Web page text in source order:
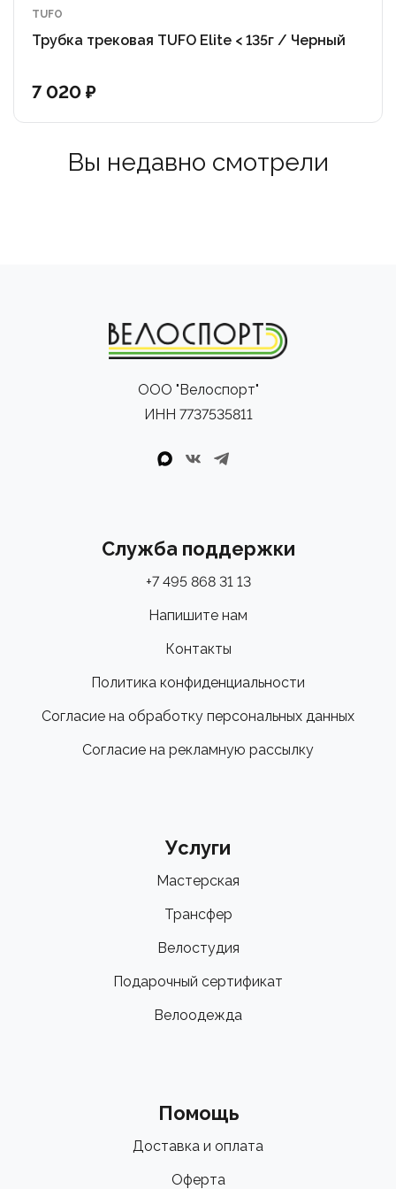
TUFO
Трубка трековая TUFO Elite < 135г / Черный
7 020 ₽
Вы недавно смотрели
ООО "Велоспорт"
ИНН 7737535811
Служба поддержки
+7 495 868 31 13
Напишите нам
Контакты
Политика конфиденциальности
Согласие на обработку персональных данных
Согласие на рекламную рассылку
Услуги
Мастерская
Трансфер
Велостудия
Подарочный сертификат
Велоодежда
Помощь
Доставка и оплата
Оферта